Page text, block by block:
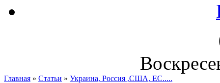
Главная » Статьи » Украина, Россия ,США, ЕС.....